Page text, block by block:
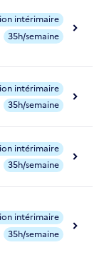
intérimaire
35h/semaine
intérimaire
35h/semaine
intérimaire
35h/semaine
intérimaire
35h/semaine